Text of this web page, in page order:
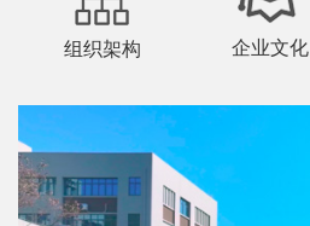
组织架构 企业文化